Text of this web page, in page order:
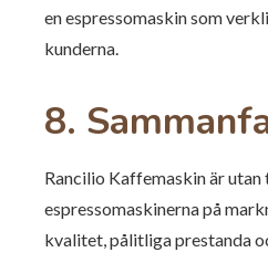
en espressomaskin som
kunderna.
8.
Rancilio Kaffemaskin är utan
espressomaskinerna på
kvalitet, pålitliga prestanda